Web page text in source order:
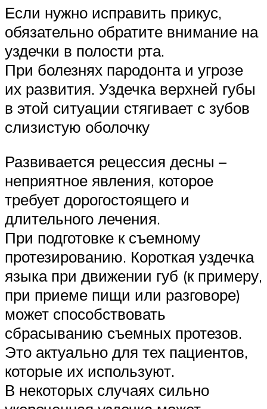
Если нужно исправить прикус,
обязательно обратите внимание на
уздечки в полости рта.
При болезнях пародонта и угрозе
их развития. Уздечка верхней губы
в этой ситуации стягивает с зубов
слизистую оболочку
Развивается рецессия десны –
неприятное явления, которое
требует дорогостоящего и
длительного лечения.
При подготовке к съемному
протезированию. Короткая уздечка
языка при движении губ (к примеру,
при приеме пищи или разговоре)
может способствовать
сбрасыванию съемных протезов.
Это актуально для тех пациентов,
которые их используют.
В некоторых случаях сильно